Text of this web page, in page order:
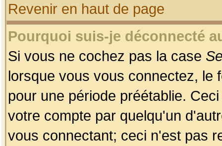
Revenir en haut de page
Pourquoi suis-je déconnecté
Si vous ne cochez pas la case
lorsque vous vous connectez, le
pour une période préétablie.
votre compte par quelqu'un
vous connectant; ceci n'est pas